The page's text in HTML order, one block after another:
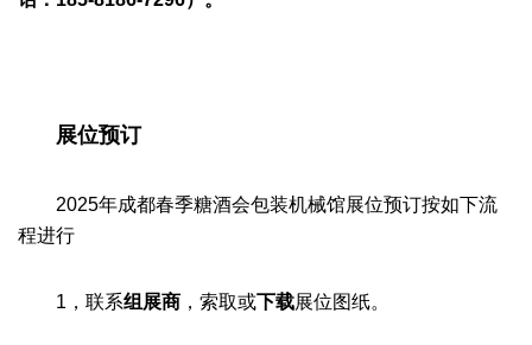
展位预订
2025年成都春季糖酒会包装机械馆展位预订按如下流
程进行
1，联系组展商 ‍，索取或下载展位图纸。